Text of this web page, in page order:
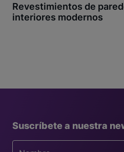
Revestimientos de
interiores modernos
Suscríbete a nuestra